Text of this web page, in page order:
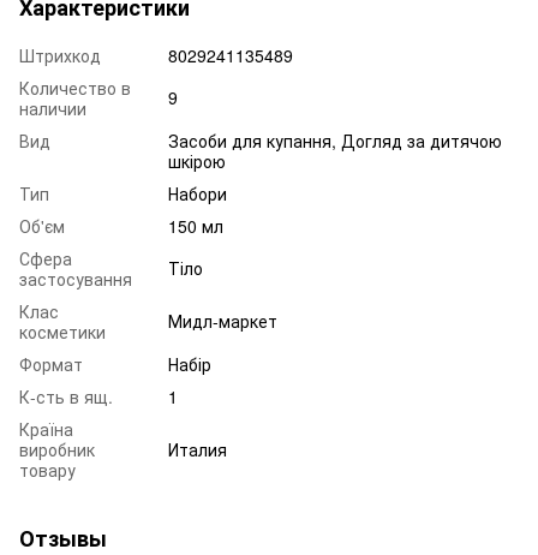
Характеристики
Штрихкод
8029241135489
Количество в
наличии
9
Вид
Засоби для купання, Догляд за дитячою
шкірою
Тип
Набори
Об'єм
150 мл
Сфера
застосування
Тіло
Клас
косметики
Мидл-маркет
Формат
Набір
К-сть в ящ.
1
Країна
виробник
товару
Италия
Отзывы